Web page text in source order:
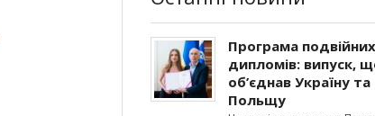
Програма подвійних
дипломів: випуск,
об’єднав Україну та
Польщу